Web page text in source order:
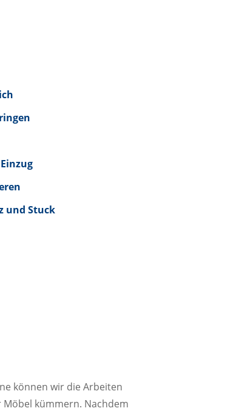
und Stuck
können wir die Arbeiten
kümmern. Nachdem